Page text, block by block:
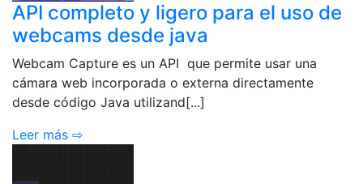
API completo y ligero para el uso de
webcams desde java
Webcam Capture es un API que permite usar una
cámara web incorporada o externa directamente
desde código Java utilizand[...]
Leer más ⇨